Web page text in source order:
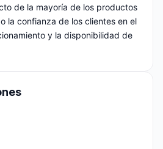
de la mayoría de los productos
la confianza de los clientes en el
y la disponibilidad de